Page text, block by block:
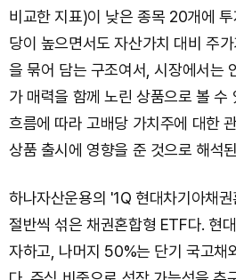
비교한 지표)이 낮은 종목 20개에
당이 높으면서도 자산가치 대비 주
을 묶어 담는 구조여서, 시장에서는
가 매력을 함께 노린 상품으로 볼 수
흐름에 따라 고배당 가치주에 대한
상품 출시에 영향을 준 것으로 해석
하나자산운용의 '1Q 현대차기아채
절반씩 섞은 채권혼합형 ETF다. 현
자하고, 나머지 50%는 단기 국고채